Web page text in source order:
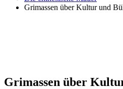
Grimassen über Kultur und
Grimassen über